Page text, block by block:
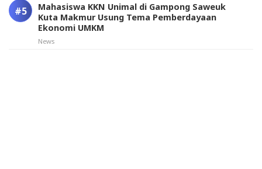
Mahasiswa KKN Unimal di Gampong Saweuk
Kuta Makmur Usung Tema Pemberdayaan
Ekonomi UMKM
News